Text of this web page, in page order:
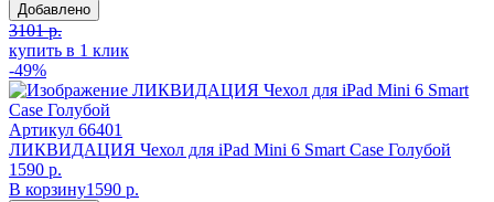
Добавлено
3101 р.
купить в 1 клик
-49%
Артикул 66401
ЛИКВИДАЦИЯ Чехол для iPad Mini 6 Smart Case Голубой
1590 р.
В корзину1590 р.